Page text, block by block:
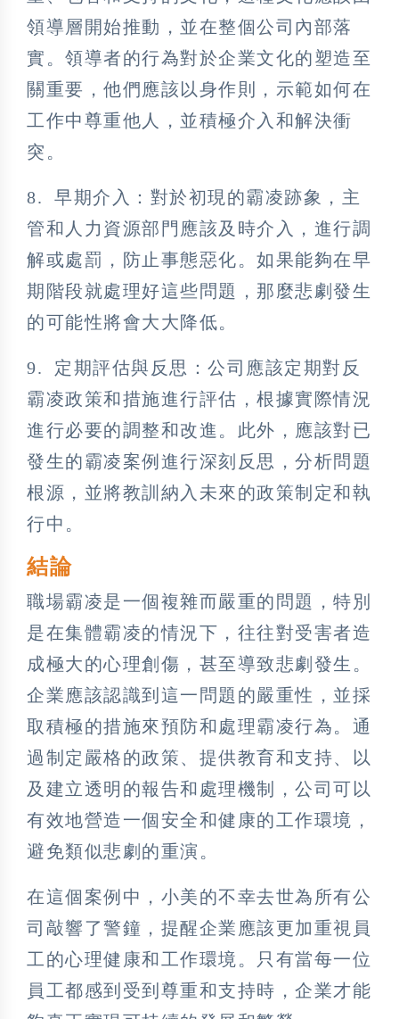
領導層開始推動，並在整個公司內部落
實。領導者的行為對於企業文化的塑造至
關重要，他們應該以身作則，示範如何在
工作中尊重他人，並積極介入和解決衝
突。
8. 早期介入：對於初現的霸凌跡象，主
管和人力資源部門應該及時介入，進行調
解或處罰，防止事態惡化。如果能夠在早
期階段就處理好這些問題，那麼悲劇發生
的可能性將會大大降低。
9. 定期評估與反思：公司應該定期對反
霸凌政策和措施進行評估，根據實際情況
進行必要的調整和改進。此外，應該對已
發生的霸凌案例進行深刻反思，分析問題
根源，並將教訓納入未來的政策制定和執
行中。
結論
職場霸凌是一個複雜而嚴重的問題，特別
是在集體霸凌的情況下，往往對受害者造
成極大的心理創傷，甚至導致悲劇發生。
企業應該認識到這一問題的嚴重性，並採
取積極的措施來預防和處理霸凌行為。通
過制定嚴格的政策、提供教育和支持、以
及建立透明的報告和處理機制，公司可以
有效地營造一個安全和健康的工作環境，
避免類似悲劇的重演。
在這個案例中，小美的不幸去世為所有公
司敲響了警鐘，提醒企業應該更加重視員
工的心理健康和工作環境。只有當每一位
員工都感到受到尊重和支持時，企業才能